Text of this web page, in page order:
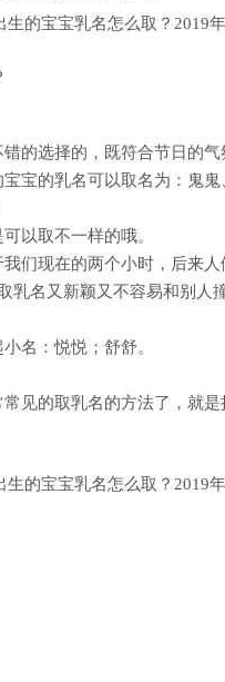
的选择的，既符合节日的气
宝的乳名可以取名为：鬼
以取不一样的哦。
们现在的两个小时，后来
乳名又新颖又不容易和别人
名：悦悦；舒舒。
见的取乳名的方法了，就